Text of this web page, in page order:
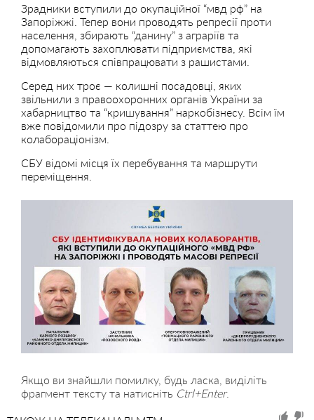
Зрадники вступили до окупаційної “мвд рф” на
Запоріжжі. Тепер вони проводять репресії проти
населення, збирають “данину” з аграріїв та
допомагають захоплювати підприємства, які
відмовляються співпрацювати з рашистами.
Серед них троє — колишні посадовці, яких
звільнили з правоохоронних органів України за
хабарництво та “кришування” наркобізнесу. Всім їм
вже повідомили про підозру за статтею про
колабораціонізм.
СБУ відомі місця їх перебування та маршрути
переміщення.
Якщо ви знайшли помилку, будь ласка, виділіть
фрагмент тексту та натисніть Ctrl+Enter.